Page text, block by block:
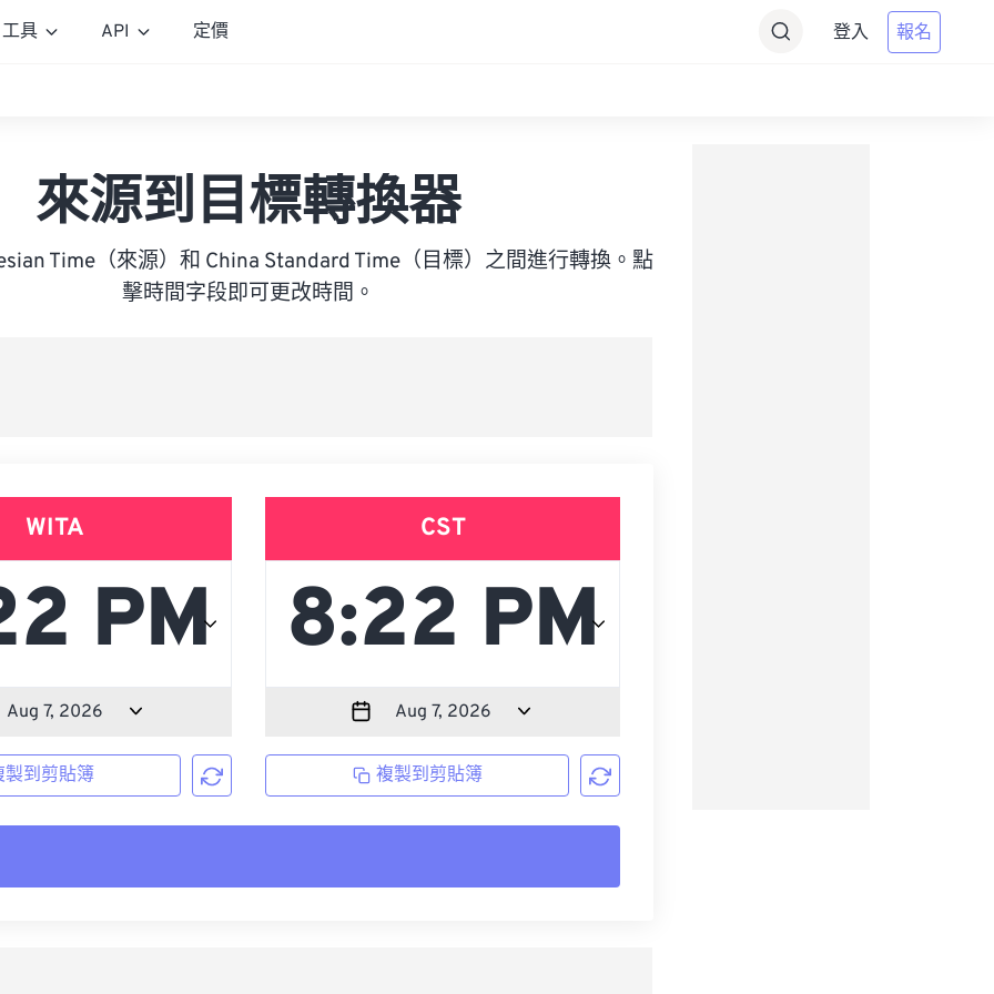
工具 API 定價 登入 報名
來源到目標轉換器
Time（來源）和 China Standard Time（目標）之間進行轉換。點
擊時間字段即可更改時間。
WITA
製到剪貼簿
CST
複製到剪貼簿